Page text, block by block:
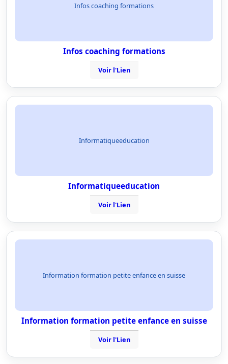
Infos coaching formations
Infos coaching formations
Voir l'Lien
Informatiqueeducation
Informatiqueeducation
Voir l'Lien
Information formation petite enfance en suisse
Information formation petite enfance en suisse
Voir l'Lien